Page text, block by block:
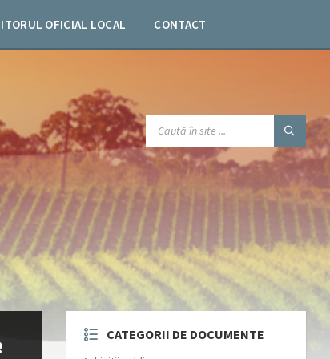
OFICIAL LOCAL CONTACT
SEARCH:
CATEGORII DE DOCUMENTE